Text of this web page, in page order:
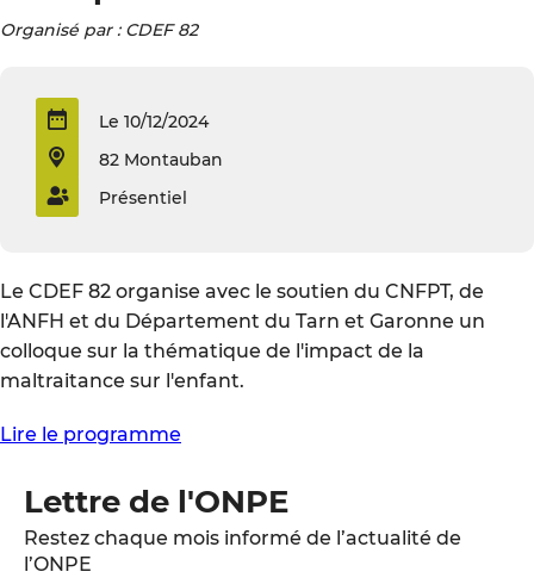
Organisé par : CDEF 82
Le 10/12/2024
82 Montauban
Présentiel
Le CDEF 82 organise avec le soutien du CNFPT, de
l'ANFH et du Département du Tarn et Garonne un
colloque sur la thématique de l'impact de la
maltraitance sur l'enfant.
Lire le programme
Lettre de l'ONPE
Restez chaque mois informé de l’actualité de
l’ONPE